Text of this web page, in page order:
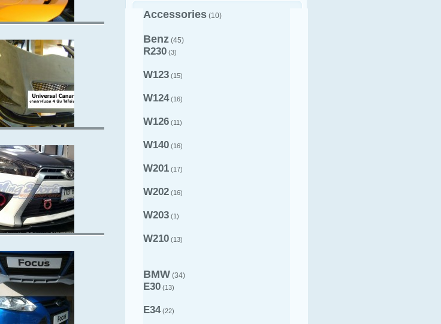
Accessories (10)
Benz (45)
R230 (3)
W123 (15)
W124(16)
W126 (11)
W140 (16)
W201 (17)
W202 (16)
W203 (1)
W210 (13)
BMW (34)
E30 (13)
E34(22)